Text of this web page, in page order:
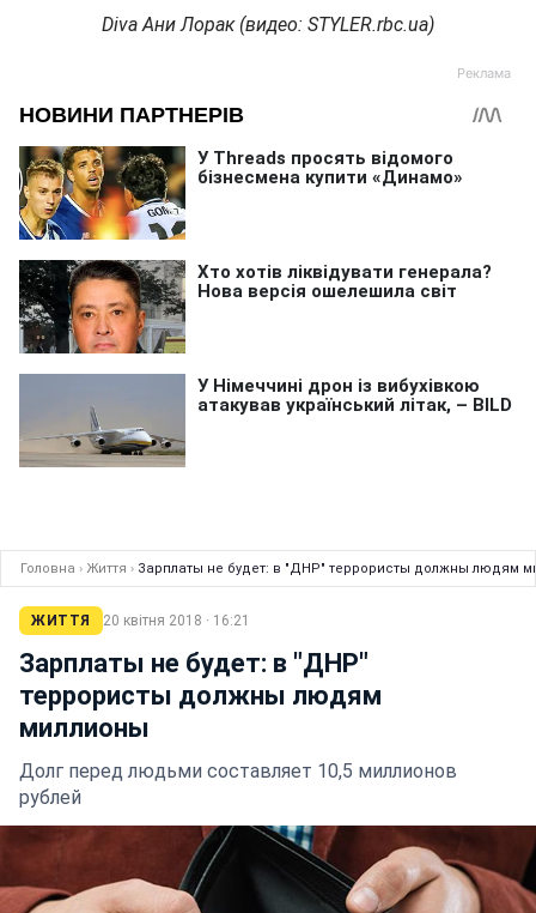
Diva Ани Лорак (видео: STYLER.rbc.ua)
Головна › Життя › Зарплаты не будет: в "ДНР" террористы должны людям
ЖИТТЯ 20 квітня 2018 · 16:21
Зарплаты не будет: в "ДНР"
террористы должны людям
миллионы
Долг перед людьми составляет 10,5 миллионов
рублей